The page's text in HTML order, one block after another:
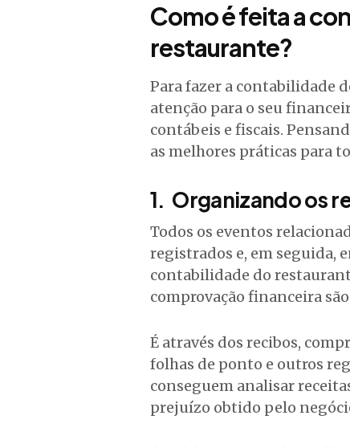
Como é feita a
restaurante?
Para fazer a contabilidade
atenção para o seu
contábeis e fiscais.
as melhores práticas para
1. Organizando os
Todos os eventos
registrados e, em seguida,
contabilidade do
comprovação financeira
É através dos recibos,
folhas de ponto e outros
conseguem analisar
prejuízo obtido pelo